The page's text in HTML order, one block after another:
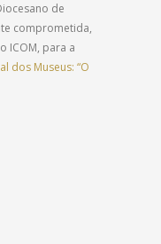
de
comprometida,
ICOM, para a
dos Museus: “O